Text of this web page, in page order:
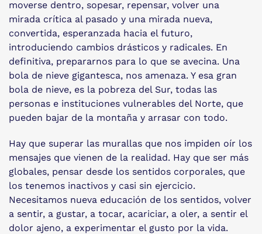
moverse dentro, sopesar, repensar, volver una
mirada crítica al pasado y una mirada nueva,
convertida, esperanzada hacia el futuro,
introduciendo cambios drásticos y radicales. En
definitiva, prepararnos para lo que se avecina. Una
bola de nieve gigantesca, nos amenaza. Y esa gran
bola de nieve, es la pobreza del Sur, todas las
personas e instituciones vulnerables del Norte, que
pueden bajar de la montaña y arrasar con todo.
Hay que superar las murallas que nos impiden oír los
mensajes que vienen de la realidad. Hay que ser más
globales, pensar desde los sentidos corporales, que
los tenemos inactivos y casi sin ejercicio.
Necesitamos nueva educación de los sentidos, volver
a sentir, a gustar, a tocar, acariciar, a oler, a sentir el
dolor ajeno, a experimentar el gusto por la vida.